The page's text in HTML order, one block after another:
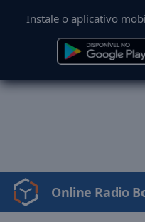
Instale o aplicativo
Video
Player
Online Radio